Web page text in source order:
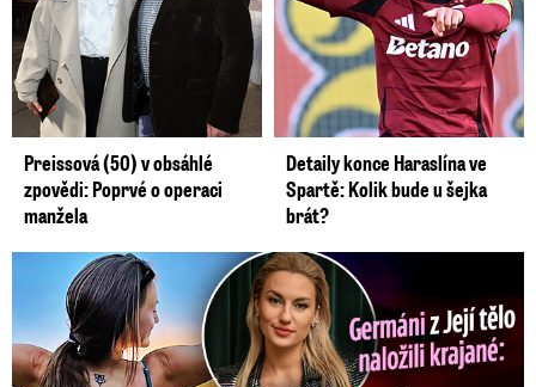
Preissová (50) v obsáhlé
zpovědi: Poprvé o operaci
manžela
Detaily konce Haraslína ve
Spartě: Kolik bude u šejka
brát?
Germáni z Jejího těla: Odstěhuj se, vzkázali jí krajané